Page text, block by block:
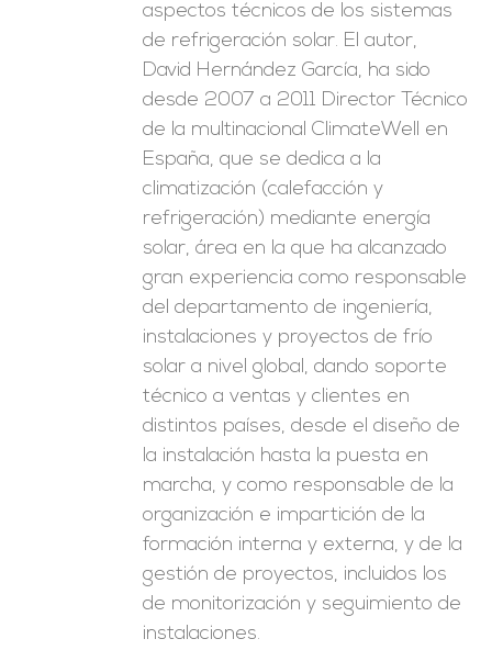
aspectos técnicos de los sistemas
de refrigeración solar. El autor,
David Hernández García, ha sido
desde 2007 a 2011 Director Técnico
de la multinacional ClimateWell en
España, que se dedica a la
climatización (calefacción y
refrigeración) mediante energía
solar, área en la que ha alcanzado
gran experiencia como responsable
del departamento de ingeniería,
instalaciones y proyectos de frío
solar a nivel global, dando soporte
técnico a ventas y clientes en
distintos países, desde el diseño de
la instalación hasta la puesta en
marcha, y como responsable de la
organización e impartición de la
formación interna y externa, y de la
gestión de proyectos, incluidos los
de monitorización y seguimiento de
instalaciones.